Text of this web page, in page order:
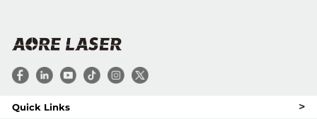
Quick Links >